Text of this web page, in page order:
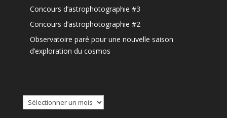
Concours d’astrophotographie #3
Concours d’astrophotographie #2
Observatoire paré pour une nouvelle saison
d’exploration du cosmos
Archives